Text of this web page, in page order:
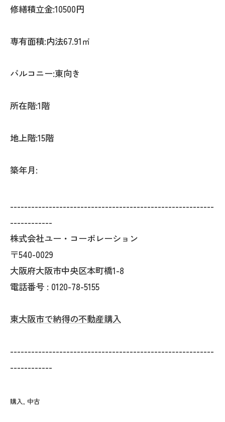
修繕積立金:10500円
専有面積:内法67.91㎡
バルコニー:東向き
所在階:1階
地上階:15階
築年月:
----------------------------------------------------------
------------
株式会社ユー・コーポレーション
〒540-0029
大阪府大阪市中央区本町橋1-8
電話番号 : 0120-78-5155
東大阪市で納得の不動産購入
----------------------------------------------------------
------------
購入 中古